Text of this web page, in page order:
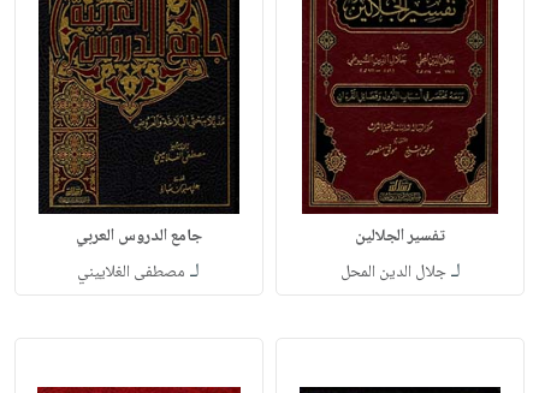
تفسير الجلالين
لـجلال الدين المحل
جامع الدروس العربي
لـ مصطفى الغلاييني